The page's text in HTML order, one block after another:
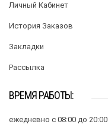
Личный Кабинет
История Заказов
Закладки
Рассылка
ВРЕМЯ РАБОТЫ:
ежедневно с 08:00 до 20:00